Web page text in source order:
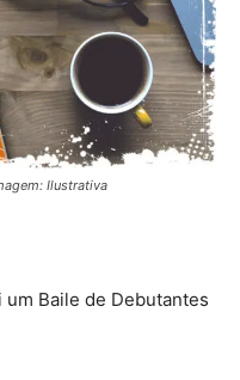
Ilustrativa
um Baile de Debutantes